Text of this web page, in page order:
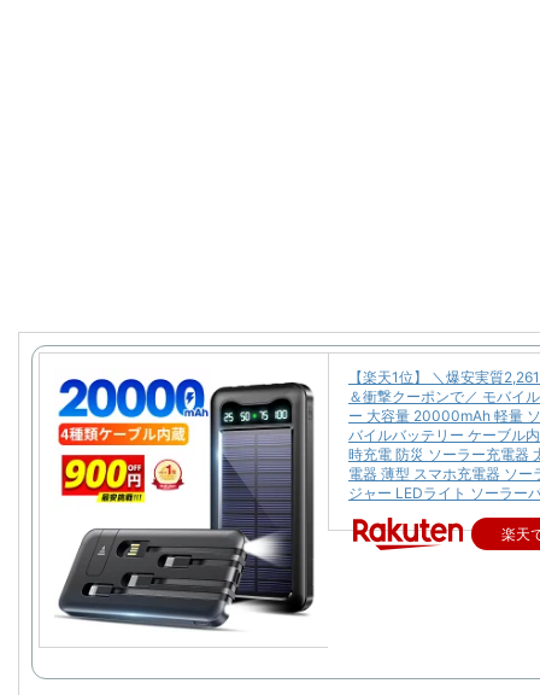
【楽天1位】 ＼爆安実質
＆衝撃クーポンで／ モバイ
ー 大容量 20000mAh 軽量
バイルバッテリー ケーブル
時充電 防災 ソーラー充電器
電器 薄型 スマホ充電器 ソー
ジャー LEDライト ソーラー
楽天